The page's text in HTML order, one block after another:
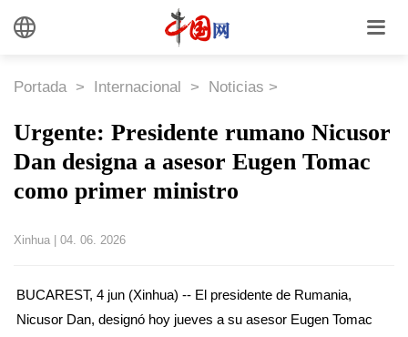
Portada > Internacional > Noticias >
Urgente: Presidente rumano Nicusor
Dan designa a asesor Eugen Tomac
como primer ministro
Xinhua 04. 06. 2026
BUCAREST, 4 jun (Xinhua) -- El presidente de Rumania,
Nicusor Dan, designó hoy jueves a su asesor Eugen Tomac